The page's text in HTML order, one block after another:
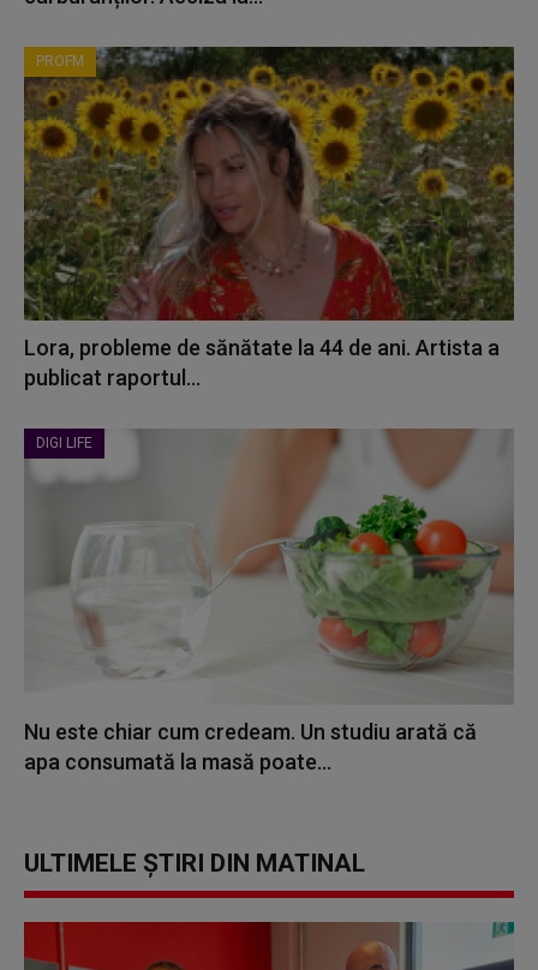
PROFM
Lora, probleme de sănătate la 44 de ani. Artista a
publicat raportul...
DIGI LIFE
Nu este chiar cum credeam. Un studiu arată că
apa consumată la masă poate...
ULTIMELE ȘTIRI DIN MATINAL